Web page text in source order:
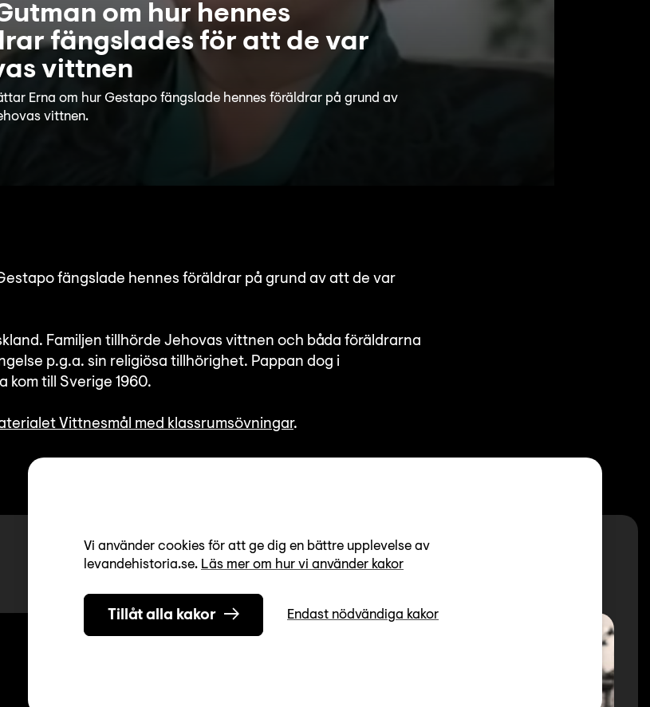
Vi använder cookies för att ge dig en bättre upplevelse av
levandehistoria.se. Läs mer om hur vi använder kakor
Tillåt alla kakor Endast nödvändiga kakor
om hur hennes
fängslades för att de var
vittnen
Erna om hur Gestapo fängslade hennes föräldrar på grund av
vittnen.
fängslade hennes föräldrar på grund av att de var
Familjen tillhörde Jehovas vittnen och båda föräldrarna
p.g.a. sin religiösa tillhörighet. Pappan dog i
kom till Sverige 1960.
Vittnesmål med klassrumsövningar.
Relaterat